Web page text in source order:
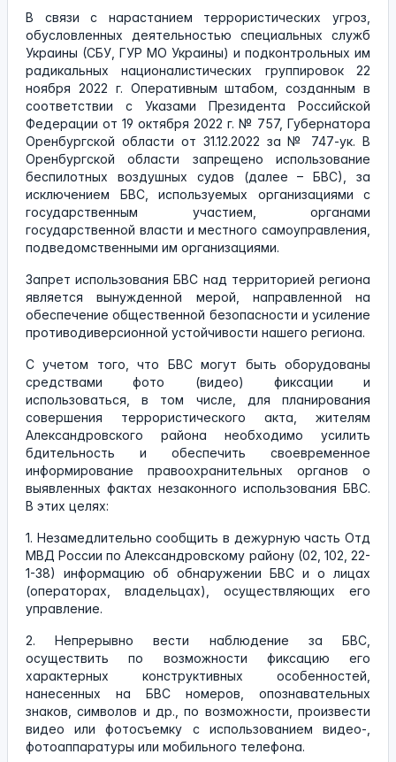
В связи с нарастанием террористических угроз,
обусловленных деятельностью специальных служб
Украины (СБУ, ГУР МО Украины) и подконтрольных им
радикальных националистических группировок 22
ноября 2022 г. Оперативным штабом, созданным в
соответствии с Указами Президента Российской
Федерации от 19 октября 2022 г. № 757, Губернатора
Оренбургской области от 31.12.2022 за № 747-ук. В
Оренбургской области запрещено использование
беспилотных воздушных судов (далее – БВС), за
исключением БВС, используемых организациями с
государственным участием, органами
государственной власти и местного самоуправления,
подведомственными им организациями.
Запрет использования БВС над территорией региона
является вынужденной мерой, направленной на
обеспечение общественной безопасности и усиление
противодиверсионной устойчивости нашего региона.
С учетом того, что БВС могут быть оборудованы
средствами фото (видео) фиксации и
использоваться, в том числе, для планирования
совершения террористического акта, жителям
Александровского района необходимо усилить
бдительность и обеспечить своевременное
информирование правоохранительных органов о
выявленных фактах незаконного использования БВС.
В этих целях:
1. Незамедлительно сообщить в дежурную часть Отд
МВД России по Александровскому району (02, 102, 22-
1-38) информацию об обнаружении БВС и о лицах
(операторах, владельцах), осуществляющих его
управление.
2. Непрерывно вести наблюдение за БВС,
осуществить по возможности фиксацию его
характерных конструктивных особенностей,
нанесенных на БВС номеров, опознавательных
знаков, символов и др., по возможности, произвести
видео или фотосъемку с использованием видео-,
фотоаппаратуры или мобильного телефона.